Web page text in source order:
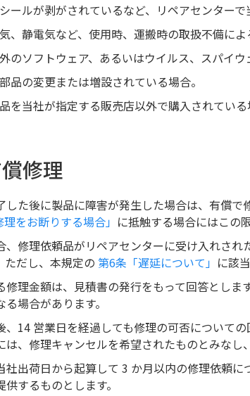
ールが剥がされているなど、リペアセンターで
、静電気など、使用時、運搬時の取扱不備によ
のソフトウェア、あるいはウイルス、スパイウ
品の変更または増設されている場合。
を当社が指定する販売店以外で購入されている
修理
した後に製品に障害が発生した場合は、有償
をお断りする場合」 に抵触する場合にはこの
、修理依頼品がリペアセンターに受け入れさ
ただし、本規定の 第6条「遅延について」 に該
修理金額は、見積書の発行をもって回答とし
場合があります。
、14 営業日を経過しても修理の可否について
は、修理キャンセルを希望されたものとみなし
社出荷日から起算して 3 か月以内の修理依頼
するものとします。